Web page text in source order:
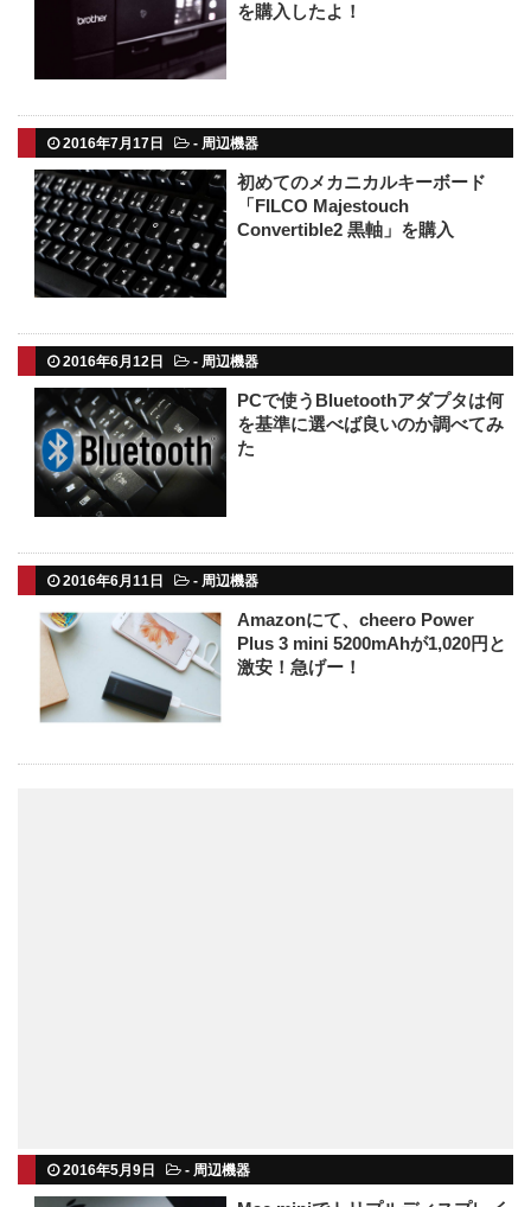
を購入したよ！
2016年7月17日 - 周辺機器
初めてのメカニカルキーボード
「FILCO Majestouch
Convertible2 黒軸」を購入
2016年6月12日 - 周辺機器
PCで使うBluetoothアダプタは何
を基準に選べば良いのか調べてみ
た
2016年6月11日 - 周辺機器
Amazonにて、cheero Power
Plus 3 mini 5200mAhが1,020円と
激安！急げー！
2016年5月9日 - 周辺機器